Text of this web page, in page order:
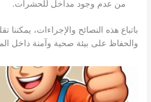
من عدم وجود مداخل للحشرات.
باتباع هذه النصائح والإجراءات،
والحفاظ على بيئة صحية وآمنة داخل